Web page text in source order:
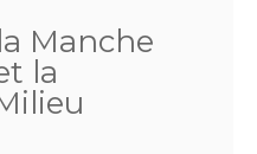
Manche
la